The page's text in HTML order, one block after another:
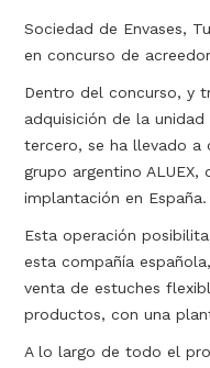
Sociedad de Envases,
en concurso de
Dentro del concurso, y
adquisición de la
tercero, se ha llevado a
grupo argentino
implantación en España.
Esta operación
esta compañía
venta de estuches
productos, con una
A lo largo de todo el